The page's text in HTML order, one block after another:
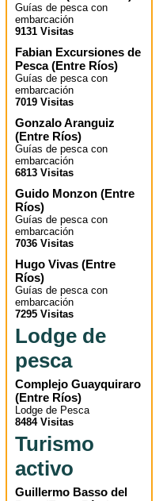
Guías de pesca con
embarcación
9131 Visitas
Fabian Excursiones de
Pesca(Entre Ríos)
Guías de pesca con
embarcación
7019 Visitas
Gonzalo Aranguiz
(Entre Ríos)
Guías de pesca con
embarcación
6813 Visitas
Guido Monzon (Entre
Ríos)
Guías de pesca con
embarcación
7036 Visitas
Hugo Vivas (Entre
Ríos)
Guías de pesca con
embarcación
7295 Visitas
Lodge de
pesca
Complejo Guayquiraro
(Entre Ríos)
Lodge de Pesca
8484 Visitas
Turismo
activo
Guillermo Basso del